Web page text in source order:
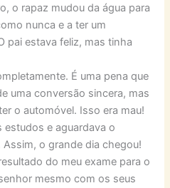
o rapaz mudou da água para
nunca e a ter um
pai estava feliz, mas tinha
É uma pena que
uma conversão sincera, mas
o automóvel. Isso era mau!
estudos e aguardava o
o grande dia chegou!
do meu exame para o
mesmo com os seus